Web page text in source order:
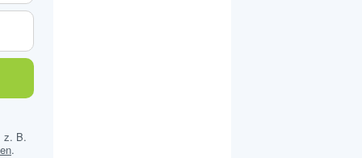
z. B.
.